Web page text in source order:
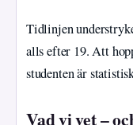
Tidlinjen
alls efter 19. Att
studenten är
Vad vi vet –